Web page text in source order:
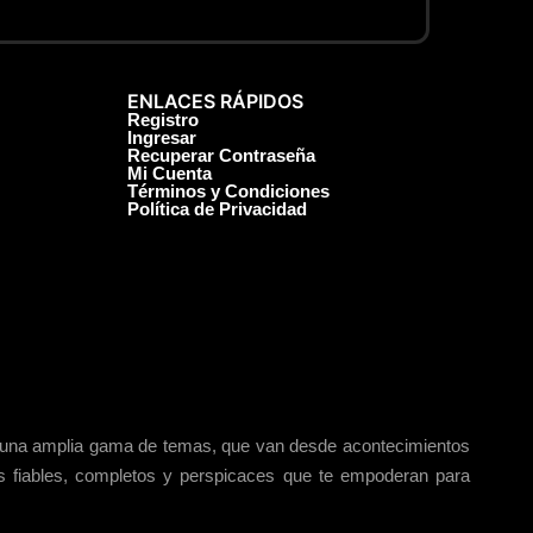
ENLACES RÁPIDOS
Registro
Ingresar
Recuperar Contraseña
Mi Cuenta
Términos y Condiciones
Política de Privacidad
amplia gama de temas, que van desde acontecimientos
completos y perspicaces que te empoderan para